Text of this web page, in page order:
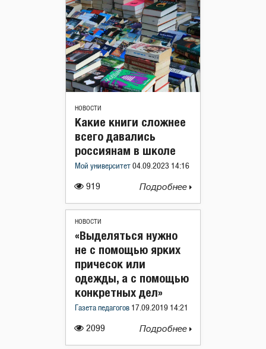
НОВОСТИ
919
Какие книги сложнее
всего давались
россиянам в школе
Мой университет 04.09.2023 14:16
Подробнее
НОВОСТИ
2099
«Выделяться нужно
не с помощью ярких
причесок или
одежды, а с помощью
конкретных дел»
Газета педагогов 17.09.2019 14:21
Подробнее